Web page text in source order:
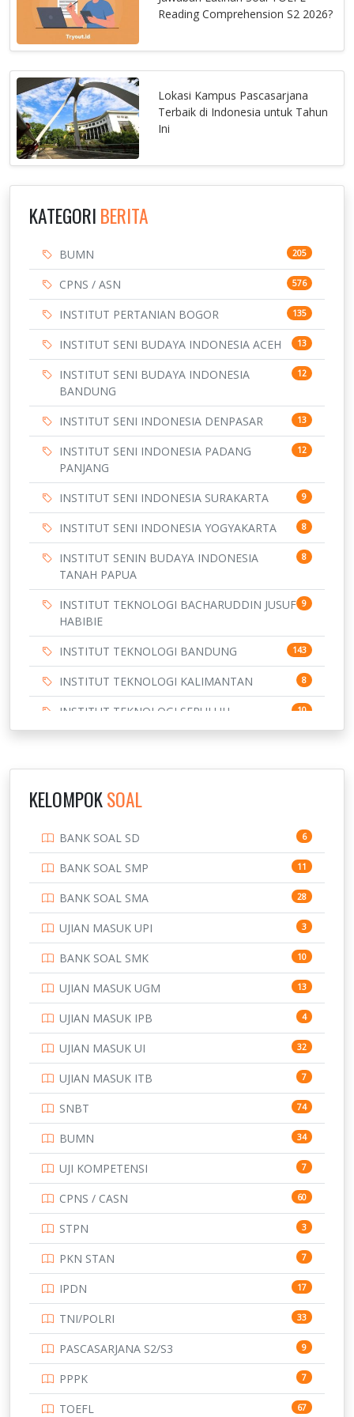
Reading Comprehension S2 2026?
Lokasi Kampus Pascasarjana
Terbaik di Indonesia untuk Tahun
Ini
KATEGORI BERITA
BUMN 205
CPNS / ASN 576
INSTITUT PERTANIAN BOGOR 135
INSTITUT SENI BUDAYA INDONESIA ACEH 13
INSTITUT SENI BUDAYA INDONESIA
BANDUNG
12
INSTITUT SENI INDONESIA DENPASAR 13
INSTITUT SENI INDONESIA PADANG
PANJANG
12
INSTITUT SENI INDONESIA SURAKARTA 9
INSTITUT SENI INDONESIA YOGYAKARTA 8
INSTITUT SENIN BUDAYA INDONESIA
TANAH PAPUA
8
INSTITUT TEKNOLOGI BACHARUDDIN JUSUF
HABIBIE
9
INSTITUT TEKNOLOGI BANDUNG 143
INSTITUT TEKNOLOGI KALIMANTAN 8
INSTITUT TEKNOLOGI SEPULUH
NOVEMBER
10
3
169
7
PTDI STTD 4
133
SMA 146
SMK 231
SMP 134
STIP 2
153
345
UNIVERSITAS AIRLANGGA 15
16
15
15
14
14
UNIVERSITAS CENDRAWASIH 14
15
KELOMPOKSOAL
BANK SOAL SD 6
BANK SOAL SMP 11
BANK SOAL SMA 28
UJIAN MASUK UPI 3
BANK SOAL SMK 10
UJIAN MASUK UGM 13
UJIAN MASUK IPB 4
UJIAN MASUK UI 32
UJIAN MASUK ITB 7
SNBT 74
BUMN 34
UJI KOMPETENSI 7
CPNS / CASN 60
STPN 3
PKN STAN 7
IPDN 17
TNI/POLRI 33
PASCASARJANA S2/S3 9
PPPK 7
TOEFL 67